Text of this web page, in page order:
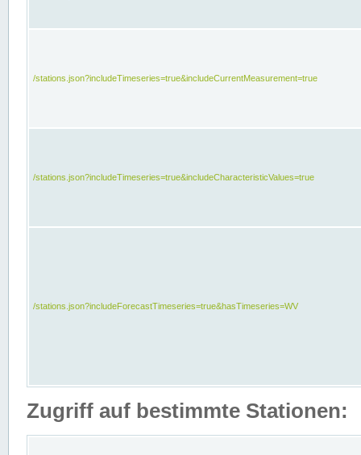
/stations.json?includeTimeseries=true&includeCurrentMeasurement=true
/stations.json?includeTimeseries=true&includeCharacteristicValues=true
/stations.json?includeForecastTimeseries=true&hasTimeseries=WV
Zugriff auf bestimmte Stationen: